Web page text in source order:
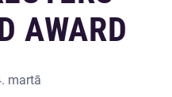
AWARD
martā